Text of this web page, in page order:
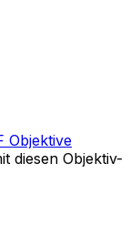
Objektive
diesen Objektiv-